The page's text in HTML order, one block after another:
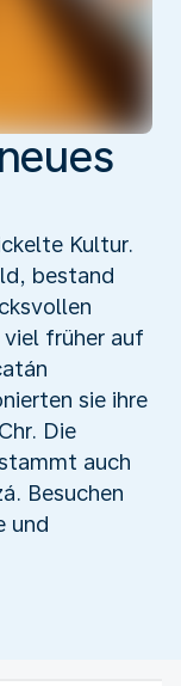
Kultur.
bestand
viel früher auf
sie ihre
Die
auch
Besuchen
und